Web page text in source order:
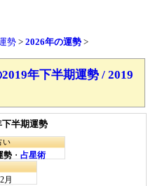
勢 2026年の運勢
年下半期運勢 / 2019
半期運勢
い
勢 ・ 占星術
月